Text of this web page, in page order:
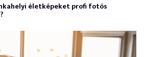
életképeket profi fotós